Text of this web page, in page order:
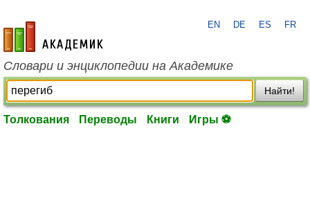
academic.ru
EN DE ES FR
Словари и энциклопедии на Академике
Найти!
Толкования Переводы Книги Игры ⚽